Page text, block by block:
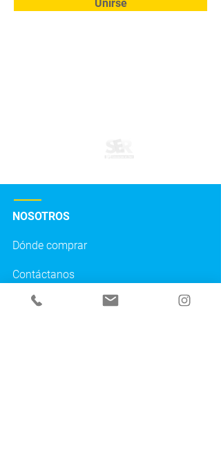
Unirse
NOSOTROS
Dónde comprar
Contáctanos
Dudas sobre mi pedido